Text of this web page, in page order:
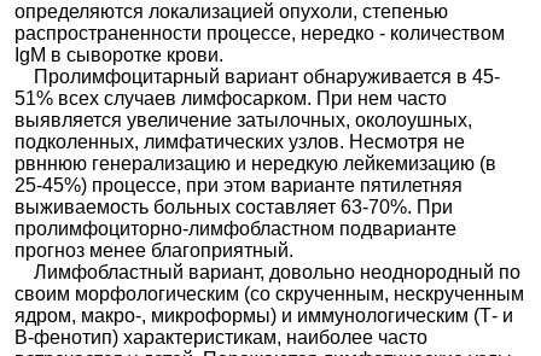
определяются локализацией опухоли, степенью
распространенности процессе, нередко - количеством
IgM в сыворотке крови.
Пролимфоцитарный вариант обнаруживается в 45-
51% всех случаев лимфосарком. При нем часто
выявляется увеличение затылочных, околоушных,
подколенных, лимфатических узлов. Несмотря не
рвннюю генерализацию и нередкую лейкемизацию (в
25-45%) процессе, при этом варианте пятилетняя
выживаемость больных составляет 63-70%. При
пролимфоциторно-лимфобластном подварианте
прогноз менее благоприятный.
Лимфобластный вариант, довольно неоднородный по
своим морфологическим (со скрученным, нескрученным
ядром, макро-, микроформы) и иммунологическим (Т- и
В-фенотип) характеристикам, наиболее часто